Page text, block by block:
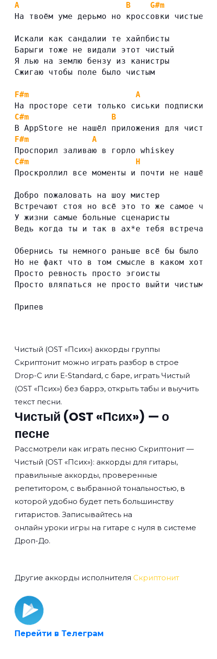
A
B
G#m
На твоём уме дерьмо но кроссовки чистые
Искали как сандалии те хайпбисты
Барыги тоже не видали этот чистый
Я лью на землю бензу из канистры
Сжигаю чтобы поле было чистым
F#m
A
На просторе сети только сиськи подписки
C#m
B
В AppStore не нашёл приложения для чистки
F#m
A
Проспорил заливаю в горло whiskey
C#m
H
Проскроллил все моменты и почти не нашёл
Добро пожаловать на шоу мистер
Встречают стоя но всё это то же самое что
У жизни самые больные сценаристы
Ведь когда ты и так в ах*е тебя встречают
Обернись ты немного раньше всё бы было
Но не факт что в том смысле в каком
Просто ревность просто эгоисты
Просто вляпаться не просто выйти чистым
Припев
Чистый (OST «Псих») аккорды группы
Скриптонит можно играть разбор в строе
Drop-C или E-Standard, с баре, играть Чистый
(OST «Псих») без баррэ, открыть табы и выучить
текст песни.
Чистый (OST «Псих») — о
песне
Рассмотрели как играть песню Скриптонит —
Чистый (OST «Псих»): аккорды для гитары,
правильные аккорды, проверенные
репетитором, с выбранной тональностью, в
которой удобно будет петь большинству
гитаристов. Записывайтесь на
онлайн уроки игры на гитаре с нуля в системе
Дроп-До.
Другие аккорды исполнителя Скриптонит
Перейти в Телеграм